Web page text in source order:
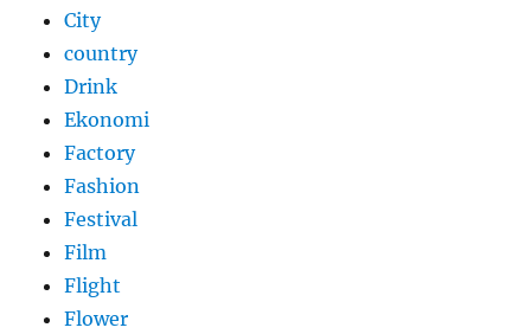
City
country
Drink
Ekonomi
Factory
Fashion
Festival
Film
Flight
Flower